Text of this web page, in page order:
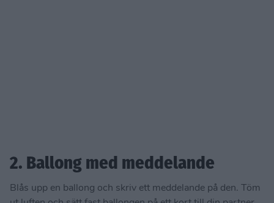
2. Ballong med meddelande
Blås upp en ballong och skriv ett meddelande på den. Töm